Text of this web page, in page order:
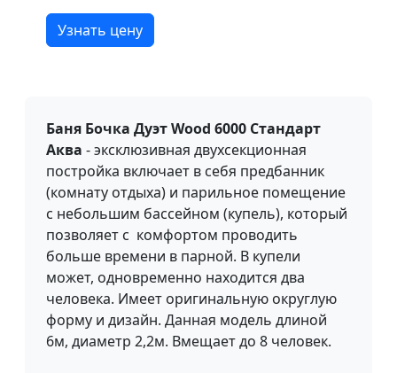
Узнать цену
Баня Бочка Дуэт Wood 6000 Стандарт
Аква - эксклюзивная двухсекционная
постройка включает в себя предбанник
(комнату отдыха) и парильное помещение
с небольшим бассейном (купель), который
позволяет с комфортом проводить
больше времени в парной. В купели
может, одновременно находится два
человека. Имеет оригинальную округлую
форму и дизайн. Данная модель длиной
6м, диаметр 2,2м. Вмещает до 8 человек.